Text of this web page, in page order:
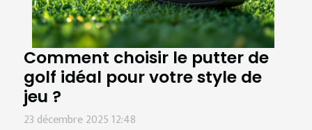
Comment choisir le putter de
golf idéal pour votre style de
jeu ?
23 décembre 2025 12:48